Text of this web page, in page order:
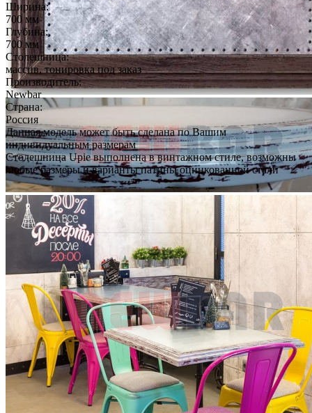
Ширина:
700 мм
Глубина:
700 мм
Столешница:
массив, тонировка под заказ
Производитель:
Newbar
Страна:
Россия
Данная модель может быть сделана по Вашим
индивидуальным размерам
Столешница Upie выполнена в винтажном стиле, возможны
любые размеры и варианты патины оцинкованной стали